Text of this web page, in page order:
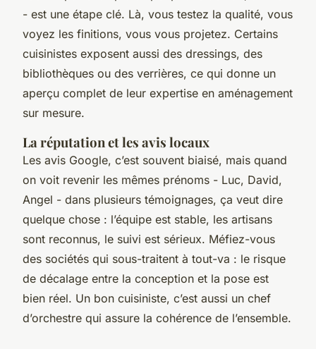
- est une étape clé. Là, vous testez la qualité, vous
voyez les finitions, vous vous projetez. Certains
cuisinistes exposent aussi des dressings, des
bibliothèques ou des verrières, ce qui donne un
aperçu complet de leur expertise en aménagement
sur mesure.
La réputation et les avis locaux
Les avis Google, c’est souvent biaisé, mais quand
on voit revenir les mêmes prénoms - Luc, David,
Angel - dans plusieurs témoignages, ça veut dire
quelque chose : l’équipe est stable, les artisans
sont reconnus, le suivi est sérieux. Méfiez-vous
des sociétés qui sous-traitent à tout-va : le risque
de décalage entre la conception et la pose est
bien réel. Un bon cuisiniste, c’est aussi un chef
d’orchestre qui assure la cohérence de l’ensemble.